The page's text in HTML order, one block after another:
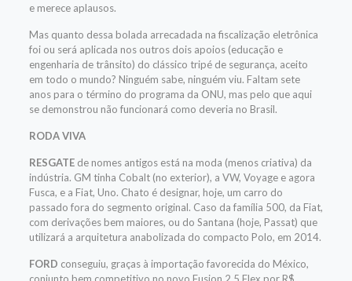
e merece aplausos.
Mas quanto dessa bolada arrecadada na fiscalização eletrônica
foi ou será aplicada nos outros dois apoios (educação e
engenharia de trânsito) do clássico tripé de segurança, aceito
em todo o mundo? Ninguém sabe, ninguém viu. Faltam sete
anos para o término do programa da ONU, mas pelo que aqui
se demonstrou não funcionará como deveria no Brasil.
RODA VIVA
RESGATEde nomes antigos está na moda (menos criativa) da
indústria. GM tinha Cobalt (no exterior), a VW, Voyage e agora
Fusca, e a Fiat, Uno. Chato é designar, hoje, um carro do
passado fora do segmento original. Caso da família 500, da Fiat,
com derivações bem maiores, ou do Santana (hoje, Passat) que
utilizará a arquitetura anabolizada do compacto Polo, em 2014.
FORD conseguiu, graças à importação favorecida do México,